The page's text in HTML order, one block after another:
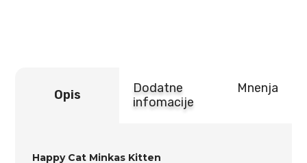
Opis
Dodatne
infomacije
Mnenja
Happy Cat Minkas Kitten